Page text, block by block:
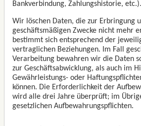
Bankverbindung, Zahlungshistorie, etc.).
Wir löschen Daten, die zur Erbringung
geschäftsmäßigen Zwecke nicht mehr
bestimmt sich entsprechend der
vertraglichen Beziehungen. Im Fall
Verarbeitung bewahren wir die Daten
zur Geschäftsabwicklung, als auch im
Gewährleistungs- oder
können. Die Erforderlichkeit der
wird alle drei Jahre überprüft; im
gesetzlichen Aufbewahrungspflichten.